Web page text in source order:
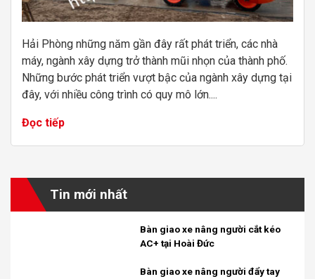
Hải Phòng những năm gần đây rất phát triển, các nhà
máy, ngành xây dựng trở thành mũi nhọn của thành phố.
Những bước phát triển vượt bậc của ngành xây dựng tại
đây, với nhiều công trình có quy mô lớn....
Đọc tiếp
Tin mới nhất
Bàn giao xe nâng người cắt kéo
AC+ tại Hoài Đức
Bàn giao xe nâng người đẩy tay